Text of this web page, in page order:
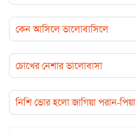
কেন আসিলে ভালোবাসিলে
চোখের নেশার ভালোবাসা
নিশি ভোর হলো জাগিয়া পরান-পিয়া